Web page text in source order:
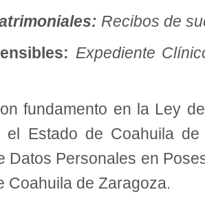
Recibos de
Expediente
fundamento en la Ley
el Estado de Coahuila
Datos Personales en
Coahuila de Zaragoza.